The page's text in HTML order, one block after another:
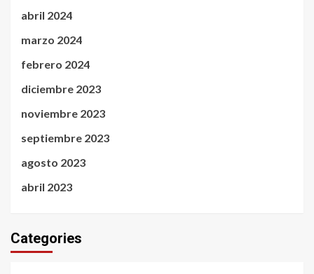
abril 2024
marzo 2024
febrero 2024
diciembre 2023
noviembre 2023
septiembre 2023
agosto 2023
abril 2023
Categories